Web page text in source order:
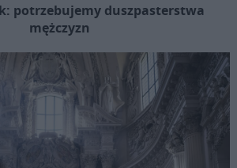
potrzebujemy duszpasterstwa
mężczyzn